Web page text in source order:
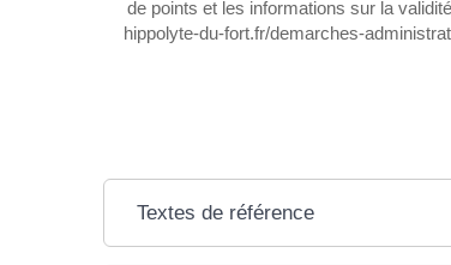
de points et les informations sur la
hippolyte-du-fort.fr/demarches-
Textes de référence